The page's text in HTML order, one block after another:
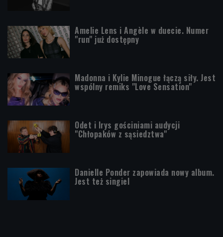
Amelie Lens i Angèle w duecie. Numer
"run" już dostępny
Madonna i Kylie Minogue łączą siły. Jest
wspólny remiks "Love Sensation"
Odet i Irys gościniami audycji
"Chłopaków z sąsiedztwa"
Danielle Ponder zapowiada nowy album.
Jest też singiel